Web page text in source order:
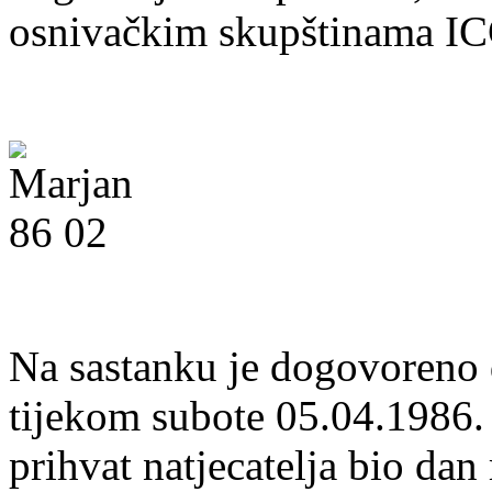
osnivačkim skupštinama
Na sastanku je
tijekom subote
prihvat natjecatelja bio